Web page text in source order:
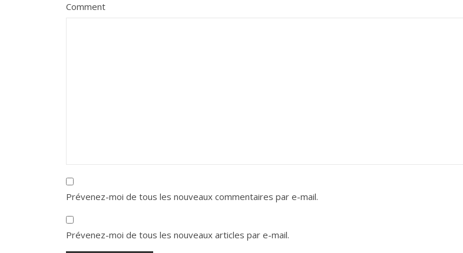
Comment
Prévenez-moi de tous les nouveaux commentaires par e-mail.
Prévenez-moi de tous les nouveaux articles par e-mail.